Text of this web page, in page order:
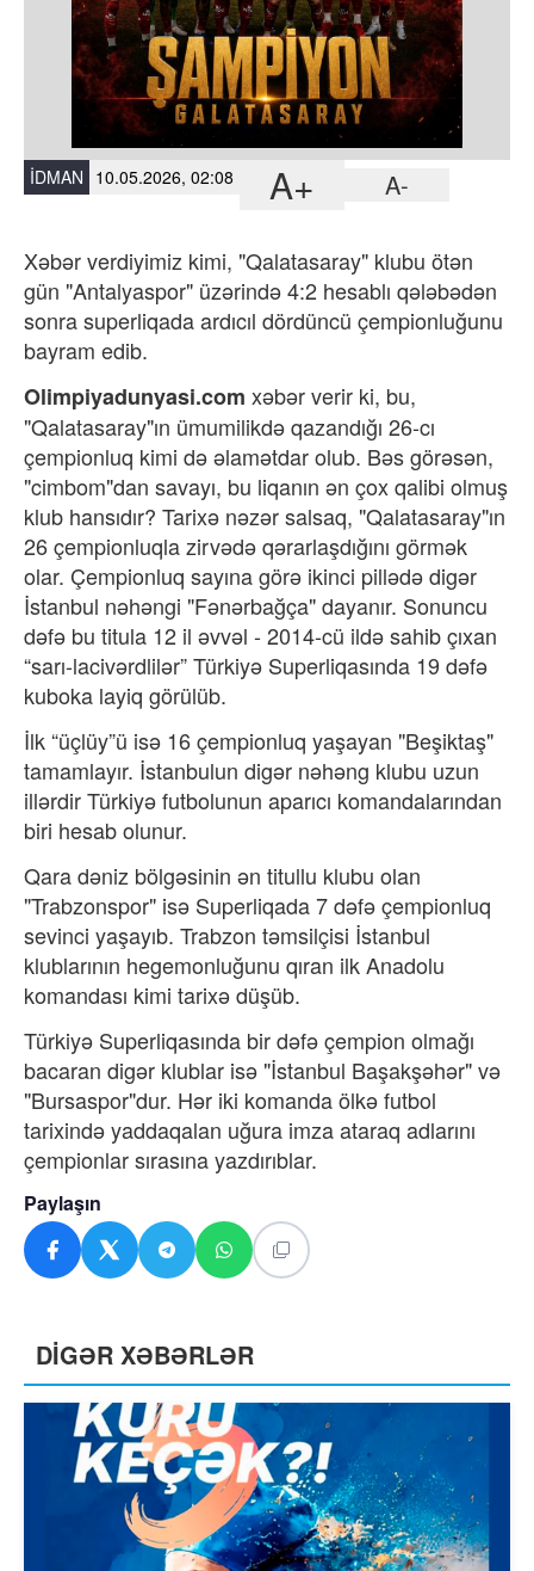
İDMAN 10.05.2026, 02:08 A+ A-
Xəbər verdiyimiz kimi, "Qalatasaray" klubu ötən
gün "Antalyaspor" üzərində 4:2 hesablı qələbədən
sonra superliqada ardıcıl dördüncü çempionluğunu
bayram edib.
Olimpiyadunyasi.com xəbər verir ki, bu,
"Qalatasaray"ın ümumilikdə qazandığı 26-cı
çempionluq kimi də əlamətdar olub. Bəs görəsən,
"cimbom"dan savayı, bu liqanın ən çox qalibi olmuş
klub hansıdır? Tarixə nəzər salsaq, "Qalatasaray"ın
26 çempionluqla zirvədə qərarlaşdığını görmək
olar. Çempionluq sayına görə ikinci pillədə digər
İstanbul nəhəngi "Fənərbağça" dayanır. Sonuncu
dəfə bu titula 12 il əvvəl - 2014-cü ildə sahib çıxan
“sarı-lacivərdlilər” Türkiyə Superliqasında 19 dəfə
kuboka layiq görülüb.
İlk “üçlüy”ü isə 16 çempionluq yaşayan "Beşiktaş"
tamamlayır. İstanbulun digər nəhəng klubu uzun
illərdir Türkiyə futbolunun aparıcı komandalarından
biri hesab olunur.
Qara dəniz bölgəsinin ən titullu klubu olan
"Trabzonspor" isə Superliqada 7 dəfə çempionluq
sevinci yaşayıb. Trabzon təmsilçisi İstanbul
klublarının hegemonluğunu qıran ilk Anadolu
komandası kimi tarixə düşüb.
Türkiyə Superliqasında bir dəfə çempion olmağı
bacaran digər klublar isə "İstanbul Başakşəhər" və
"Bursaspor"dur. Hər iki komanda ölkə futbol
tarixində yaddaqalan uğura imza ataraq adlarını
çempionlar sırasına yazdırıblar.
Paylaşın
DİGƏR XƏBƏRLƏR